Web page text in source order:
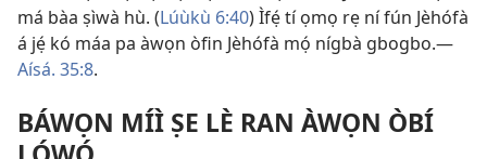
má bàa ṣìwà hù. (Lúùkù 6:40) Ìfẹ́ tí ọmọ rẹ ní fún Jèhófà
á jẹ́ kó máa pa àwọn òfin Jèhófà mọ́ nígbà gbogbo.​—
Aísá. 35:8.
BÁWỌN MÍÌ ṢE LÈ RAN ÀWỌN ÒBÍ